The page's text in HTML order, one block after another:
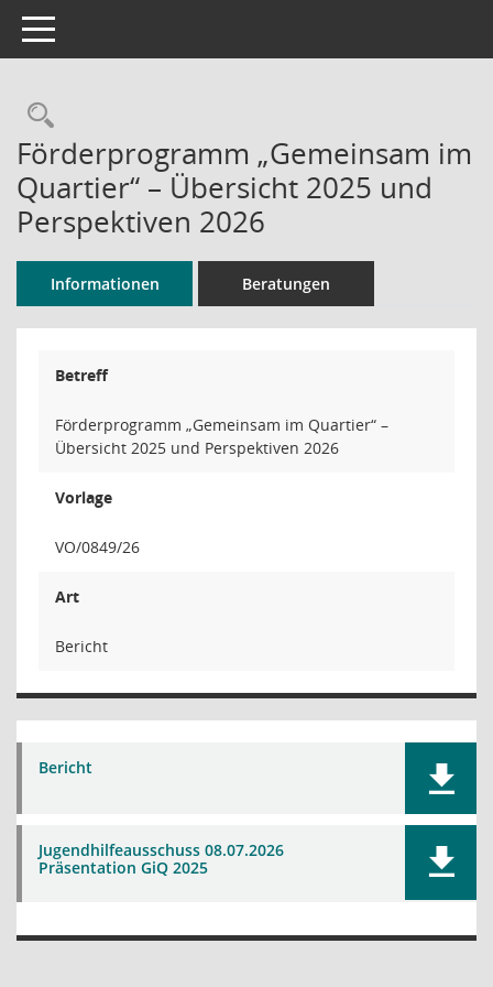
Toggle navigation
Rechercheauswahl
Förderprogramm „Gemeinsam im
Quartier“ – Übersicht 2025 und
Perspektiven 2026
Informationen Beratungen
Betreff
Förderprogramm „Gemeinsam im Quartier“ –
Übersicht 2025 und Perspektiven 2026
Vorlage
VO/0849/26
Art
Bericht
Bericht
Jugendhilfeausschuss 08.07.2026
Präsentation GiQ 2025